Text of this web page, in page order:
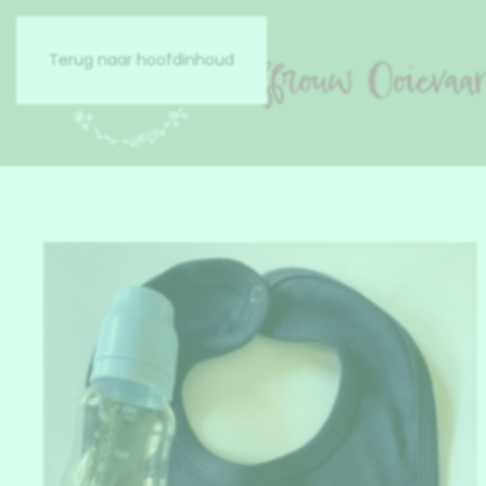
Terug naar hoofdinhoud